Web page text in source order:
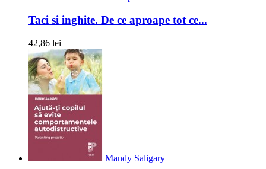
Taci si inghite. De ce aproape tot ce...
42,86 lei
Mandy Saligary